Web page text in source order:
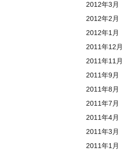
2012年3月
2012年2月
2012年1月
2011年12月
2011年11月
2011年9月
2011年8月
2011年7月
2011年4月
2011年3月
2011年1月